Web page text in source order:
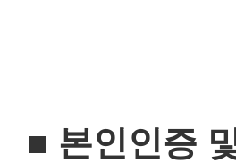
■ 본인인증